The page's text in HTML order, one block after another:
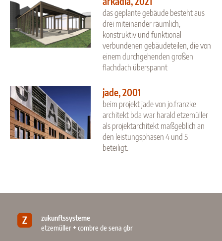
das geplante gebäude besteht aus
drei miteinander räumlich,
konstruktiv und funktional
verbundenen gebäudeteilen, die von
einem durchgehenden großen
flachdach überspannt
jade, 2001
beim projekt jade von jo.franzke
architekt bda war harald etzemüller
als projektarchitekt maßgeblich an
den leistungsphasen 4 und 5
beteiligt.
zukunftssysteme
etzemüller + combre de sena gbr